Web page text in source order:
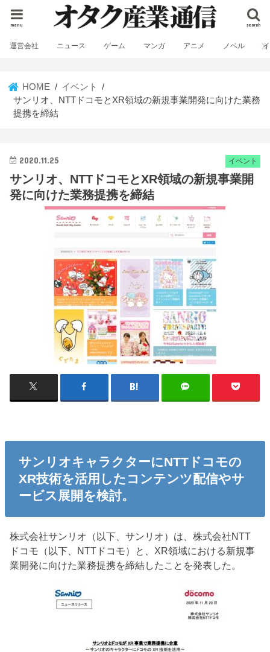
search
menu
運営会社 ニュース ゲーム マンガ アニメ ノベル
HOME
イベント
サンリオ、NTTドコモとXR領域の新規事業開発に向けた業務
提携を締結
イベント
2020.11.25
サンリオ、NTTドコモとXR領域の新規事業開
発に向けた業務提携を締結
サンリオキャラクターにNTTドコモの
XR技術を活用したコンテンツ配信やサ
ービス展開を検討。
株式会社サンリオ（以下、サンリオ）は、株式会社NTT
ドコモ（以下、NTTドコモ）と、XR領域における新規事
業開発に向けた業務提携を締結したことを発表した。